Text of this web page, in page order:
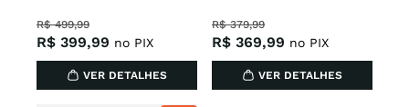
R$ 499,99
R$ 399,99 no PIX
VER DETALHES
R$ 379,99
R$ 369,99 no PIX
VER DETALHES